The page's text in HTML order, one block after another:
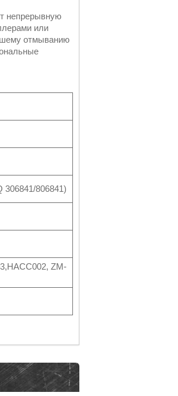
непрерывную
или
отмыванию
306841/806841)
ZM-